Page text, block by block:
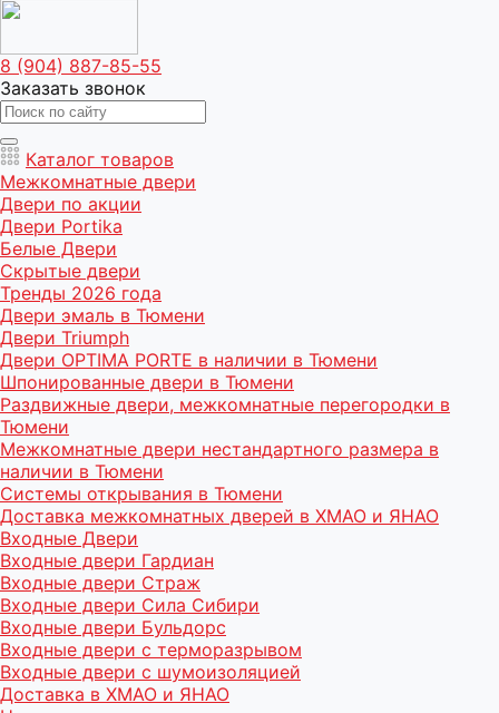
8 (904) 887-85-55
Заказать звонок
Каталог товаров
Межкомнатные двери
Двери по акции
Двери Portika
Белые Двери
Скрытые двери
Тренды 2026 года
Двери эмаль в Тюмени
Двери Triumph
Двери OPTIMA PORTE в наличии в Тюмени
Шпонированные двери в Тюмени
Раздвижные двери, межкомнатные перегородки в
Тюмени
Межкомнатные двери нестандартного размера в
наличии в Тюмени
Системы открывания в Тюмени
Доставка межкомнатных дверей в ХМАО и ЯНАО
Входные Двери
Входные двери Гардиан
Входные двери Страж
Входные двери Сила Сибири
Входные двери Бульдорс
Входные двери с терморазрывом
Входные двери с шумоизоляцией
Доставка в ХМАО и ЯНАО